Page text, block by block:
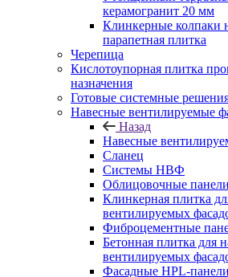
керамогранит 20 мм
Клинкерные колпаки
парапетная плитка
Черепица
Кислотоупорная плитка
назначения
Готовые системные
Навесные вентилируемые
Назад
Навесные
Сланец
Системы НВФ
Облицовочные
Клинкерная плитка
вентилируемых
Фиброцементные
Бетонная плитка для
вентилируемых
Фасадные HPL-